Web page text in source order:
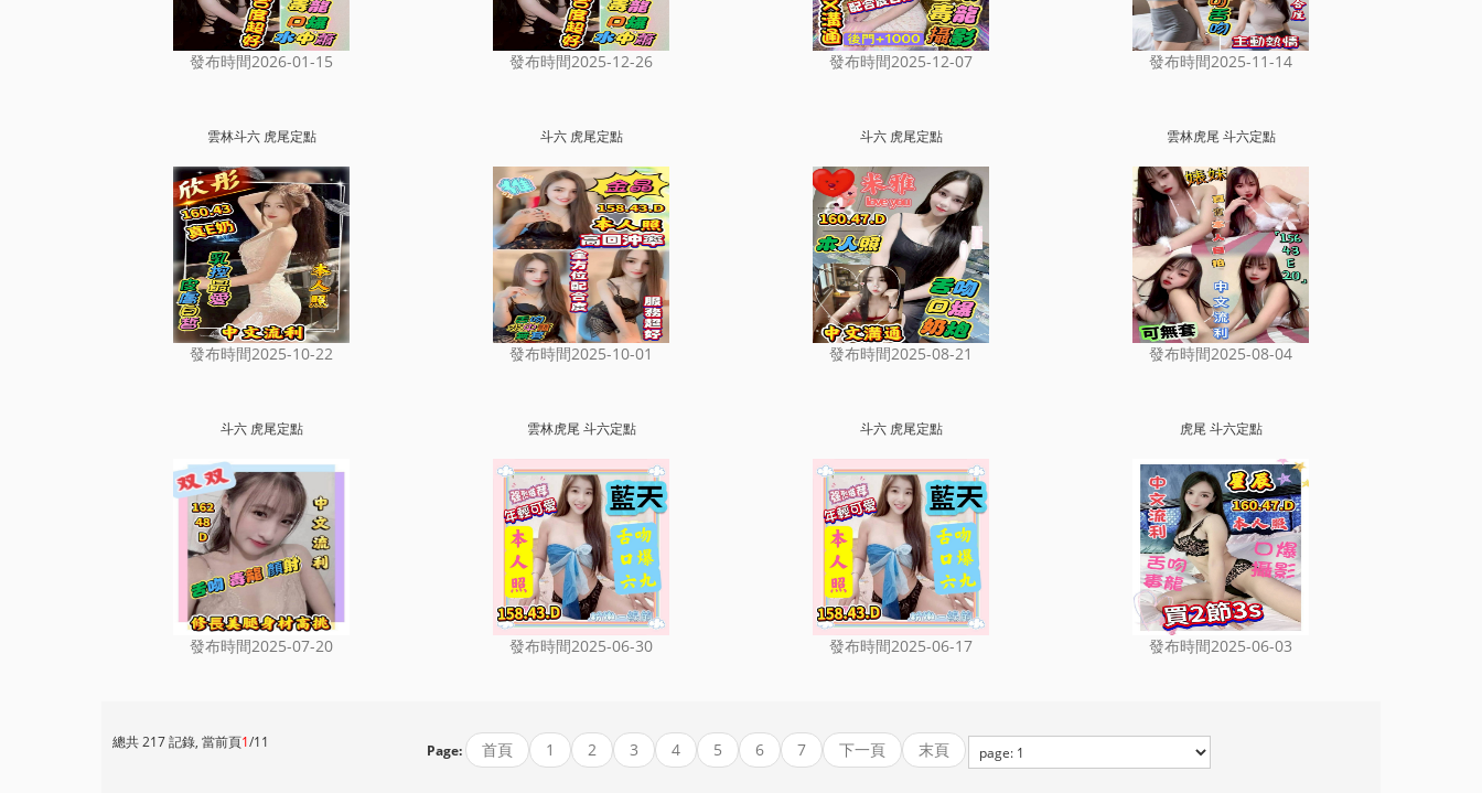
發布時間2026-01-15 發布時間2025-12-26 發布時間2025-12-07 發布時間2025-11-14
雲林斗六 虎尾定點
發布時間2025-10-22
斗六 虎尾定點
發布時間2025-10-01
斗六 虎尾定點
發布時間2025-08-21
雲林虎尾 斗六定點
發布時間2025-08-04
斗六 虎尾定點
發布時間2025-07-20
雲林虎尾 斗六定點
發布時間2025-06-30
斗六 虎尾定點
發布時間2025-06-17
虎尾 斗六定點
發布時間2025-06-03
Page:
總共 217 記錄, 當前頁1/11 首頁 1 2 3 4 5 6 7 下一頁 末頁